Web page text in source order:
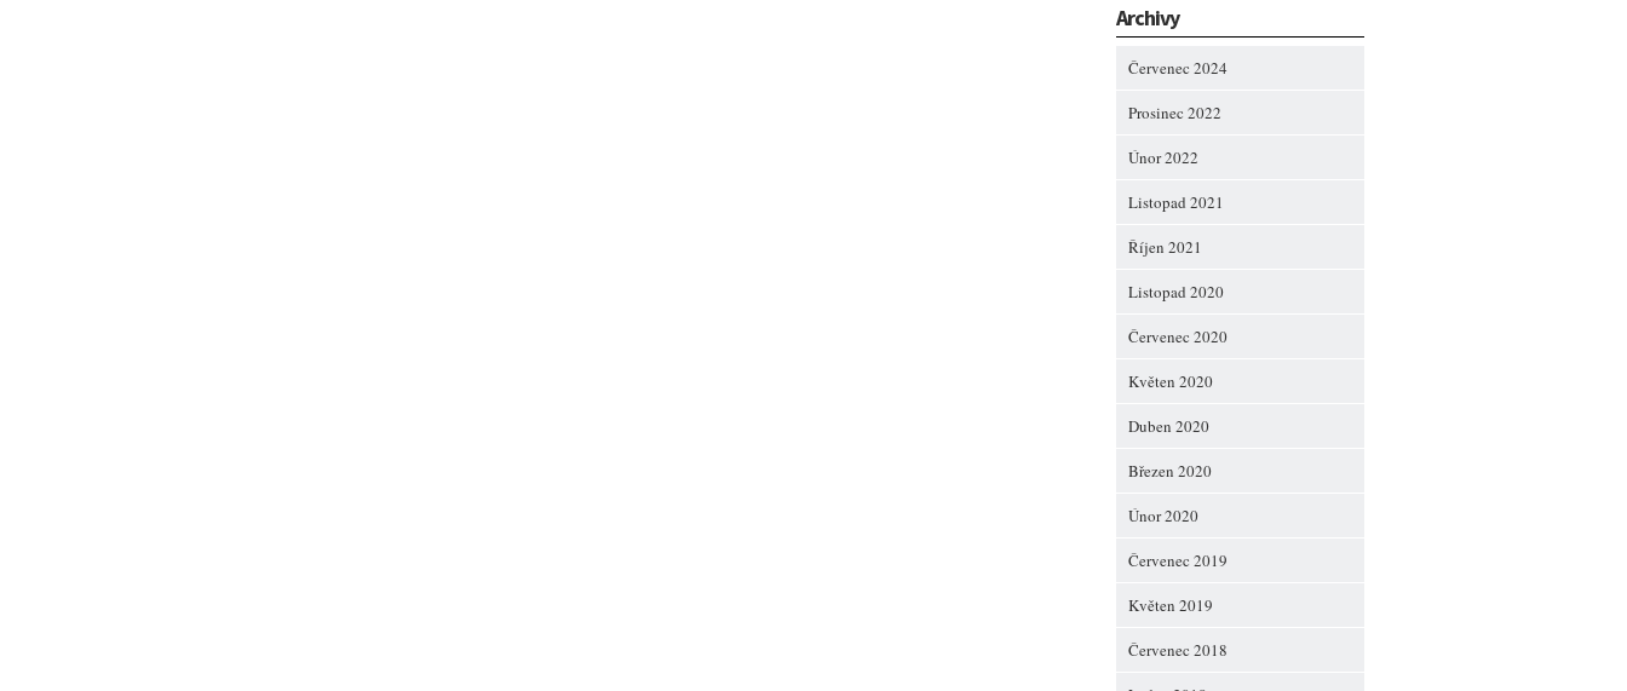
Archivy
Červenec 2024
Prosinec 2022
Únor 2022
Listopad 2021
Říjen 2021
Listopad 2020
Červenec 2020
Květen 2020
Duben 2020
Březen 2020
Únor 2020
Červenec 2019
Květen 2019
Červenec 2018